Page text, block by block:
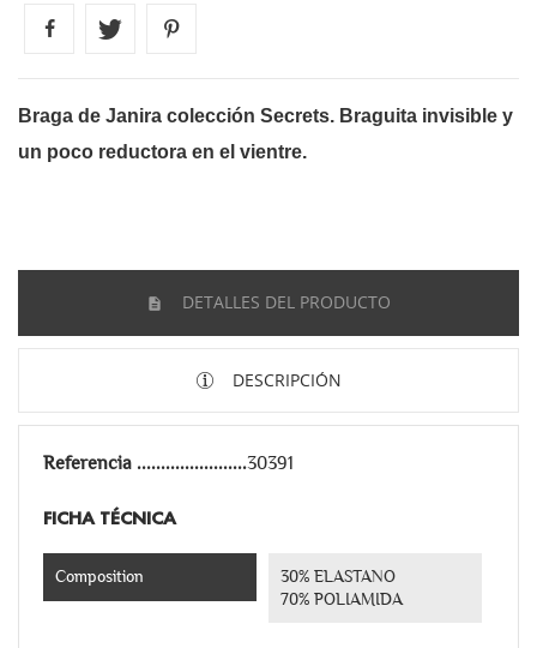
Braga de Janira colección Secrets. Braguita invisible y
un poco reductora en el vientre.
DETALLES DEL PRODUCTO
DESCRIPCIÓN
Referencia 30391
FICHA TÉCNICA
Composition
30% ELASTANO
70% POLIAMIDA